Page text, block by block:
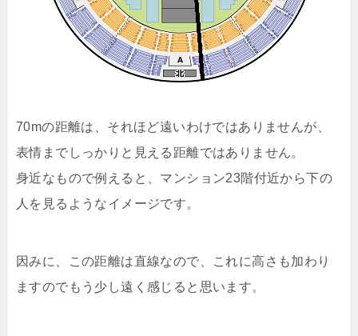
70mの距離は、それほど遠いわけではありませんが、
表情までしっかりと見える距離ではありません。
身近なもので例えると、マンション23階付近から下の
人を見るようなイメージです。
因みに、この距離は直線なので、これに高さも加わり
ますのでもう少し遠く感じると思います。